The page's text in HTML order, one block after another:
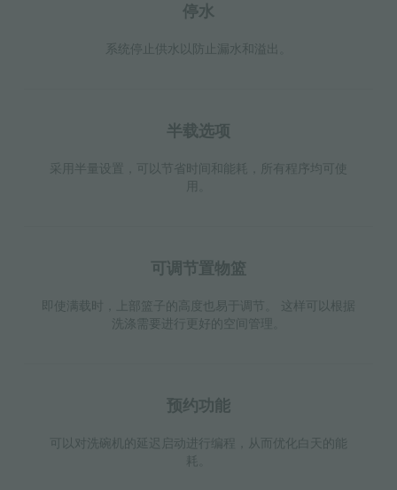
停水
系统停止供水以防止漏水和溢出。
半载选项
采用半量设置，可以节省时间和能耗，所有程序均可使
用。
可调节置物篮
即使满载时，上部篮子的高度也易于调节。 这样可以根据
洗涤需要进行更好的空间管理。
预约功能
可以对洗碗机的延迟启动进行编程，从而优化白天的能
耗。